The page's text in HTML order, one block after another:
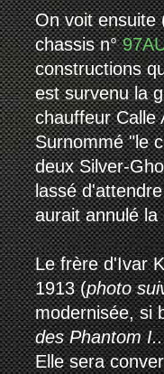
On voit ensuite
chassis n°
constructions
est survenu la
chauffeur Calle
Surnommé "le
deux Silver-
lassé
aurait annulé
Le frère d'Ivar
1913 (photo
modernisée, si
des Phantom
Elle sera